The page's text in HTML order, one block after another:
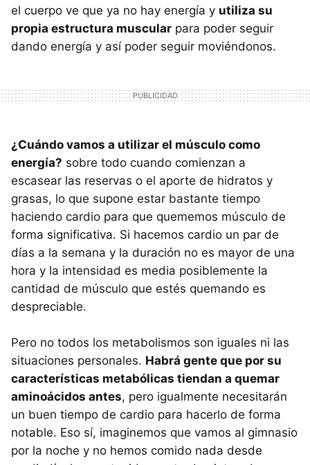
el cuerpo ve que ya no hay energía y utiliza su
propia estructura muscular para poder seguir
dando energía y así poder seguir moviéndonos.
¿Cuándo vamos a utilizar el músculo como
energía? sobre todo cuando comienzan a
escasear las reservas o el aporte de hidratos y
grasas, lo que supone estar bastante tiempo
haciendo cardio para que quememos músculo de
forma significativa. Si hacemos cardio un par de
días a la semana y la duración no es mayor de una
hora y la intensidad es media posiblemente la
cantidad de músculo que estés quemando es
despreciable.
Pero no todos los metabolismos son iguales ni las
situaciones personales. Habrá gente que por su
características metabólicas tiendan a quemar
aminoácidos antes, pero igualmente necesitarán
un buen tiempo de cardio para hacerlo de forma
notable. Eso sí, imaginemos que vamos al gimnasio
por la noche y no hemos comido nada desde